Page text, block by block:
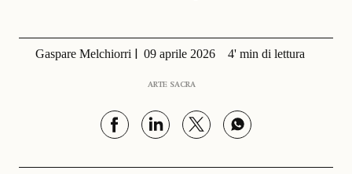
Gaspare Melchiorri 09 aprile 2026 4' min di lettura
ARTE SACRA